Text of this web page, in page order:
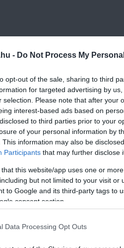
- Do Not Process My
opt-out of the sale, sharing to third
for targeted advertising by
selection. Please note that after your
interest-based ads based on
to third parties prior to your
of your personal information by
This information may also be
Participants that may further disclose
that this website/app uses one or
but not limited to your visit or
to Google and its third-party tags to
consent section.
Data Processing Opt Outs
lereszeljük .
a nokedli tészta, de még